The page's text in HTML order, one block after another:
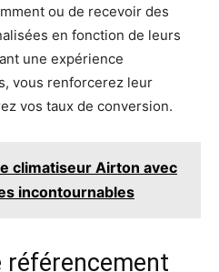
ou de recevoir des
en fonction de leurs
une expérience
vous renforcerez leur
vos taux de conversion.
climatiseur Airton avec
incontournables
référencement